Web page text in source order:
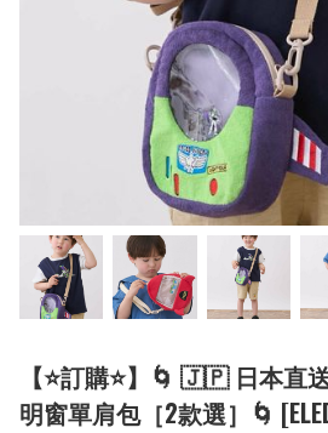
【⭐訂購⭐】🌀 🇯🇵 日本
明窗單肩包［2款選］🌀